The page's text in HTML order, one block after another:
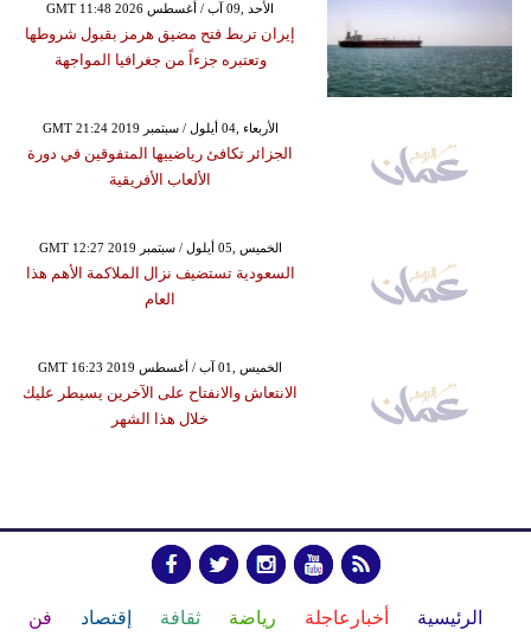
GMT 11:48 2026 الأحد ,09 آب / أغسطس
إيران تربط فتح مضيق هرمز بقبول شروطها
وتعتبره جزءاً من جغرافيا المواجهة
GMT 21:24 2019 الأربعاء ,04 أيلول / سبتمبر
الجزائر تكافئ رياضييها المتفوقين في دورة
الألعاب الأفريقية
GMT 12:27 2019 الخميس ,05 أيلول / سبتمبر
السعودية تستضيف نزال الملاكمة الأهم هذا
العام
GMT 16:23 2019 الخميس ,01 آب / أغسطس
الانتعاش والانفتاح على الآخرين يسيطر عليك
خلال هذا الشهر
الرئيسية أخبارعاجلة رياضة ثقافة إقتصاد فن